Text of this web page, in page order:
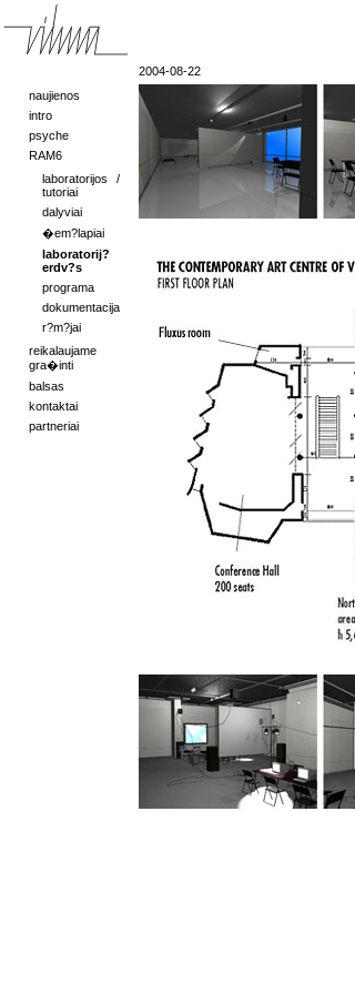
naujienos
intro
psyche
RAM6
laboratorijos /
tutoriai
dalyviai
�em?lapiai
laboratorij?
erdv?s
programa
dokumentacija
r?m?jai
reikalaujame
gra�inti
balsas
kontaktai
partneriai
2004-08-22